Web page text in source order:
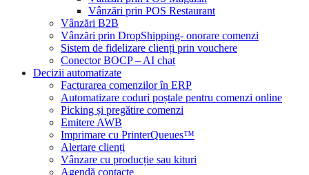
Vânzări prin POS Restaurant
Vânzări B2B
Vânzări prin DropShipping- onorare comenzi
Sistem de fidelizare clienți prin vouchere
Conector BOCP – AI chat
Decizii automatizate
Facturarea comenzilor în ERP
Automatizare coduri poștale pentru comenzi online
Picking și pregătire comenzi
Emitere AWB
Imprimare cu PrinterQueues™
Alertare clienți
Vânzare cu producție sau kituri
Agendă contacte